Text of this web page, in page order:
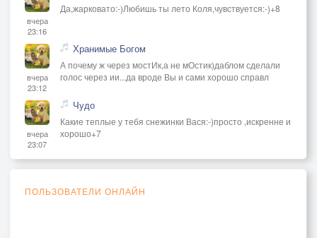
вчера
23:16
Да,жарковато:-)Любишь ты лето Коля,чувствуется:-)+8
вчера
23:12
Хранимые Богом
А почему ж через мостИк,а не мОстик)даблом сделали
голос через ии...да вроде Вы и сами хорошо справл
вчера
23:07
Чудо
Какие теплые у тебя снежинки Вася:-)просто ,искренне и
хорошо+7
ПОЛЬЗОВАТЕЛИ ОНЛАЙН